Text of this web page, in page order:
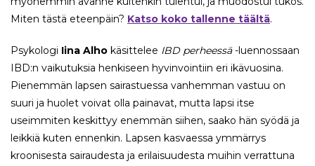
Miten tästä eteenpäin? Katso koko tallenne täältä.
Psykologi Iina Alho käsittelee IBD perheessä-luennossaan
IBD:n vaikutuksia henkiseen hyvinvointiin eri ikävuosina.
Pienemmän lapsen sairastuessa vanhemman vastuu on
suuri ja huolet voivat olla painavat, mutta lapsi itse
useimmiten keskittyy enemmän siihen, saako hän syödä ja
leikkiä kuten ennenkin. Lapsen kasvaessa ymmärrys
kroonisesta sairaudesta ja erilaisuudesta muihin verrattuna